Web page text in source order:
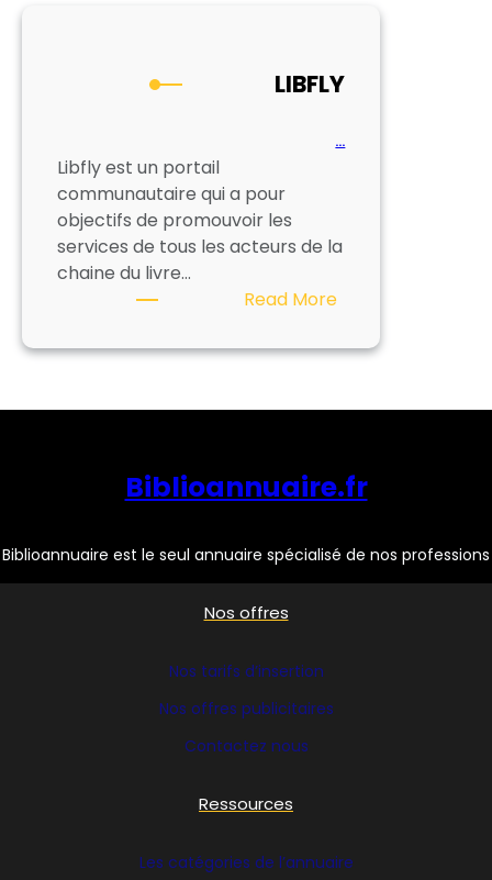
LIBFLY
…
Libfly est un portail
communautaire qui a pour
objectifs de promouvoir les
services de tous les acteurs de la
chaine du livre…
Read More:
Biblioannuaire.fr
Biblioannuaire est le seul annuaire spécialisé de nos professions
Nos offres
Nos tarifs d’insertion
Nos offres publicitaires
Contactez nous
Ressources
Les catégories de l’annuaire